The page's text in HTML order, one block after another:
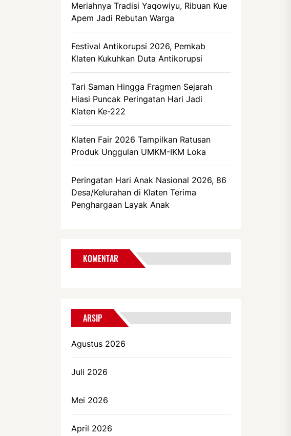
Meriahnya Tradisi Yaqowiyu, Ribuan Kue
Apem Jadi Rebutan Warga
Festival Antikorupsi 2026, Pemkab
Klaten Kukuhkan Duta Antikorupsi
Tari Saman Hingga Fragmen Sejarah
Hiasi Puncak Peringatan Hari Jadi
Klaten Ke-222
Klaten Fair 2026 Tampilkan Ratusan
Produk Unggulan UMKM-IKM Loka
Peringatan Hari Anak Nasional 2026, 86
Desa/Kelurahan di Klaten Terima
Penghargaan Layak Anak
KOMENTAR
ARSIP
Agustus 2026
Juli 2026
Mei 2026
April 2026